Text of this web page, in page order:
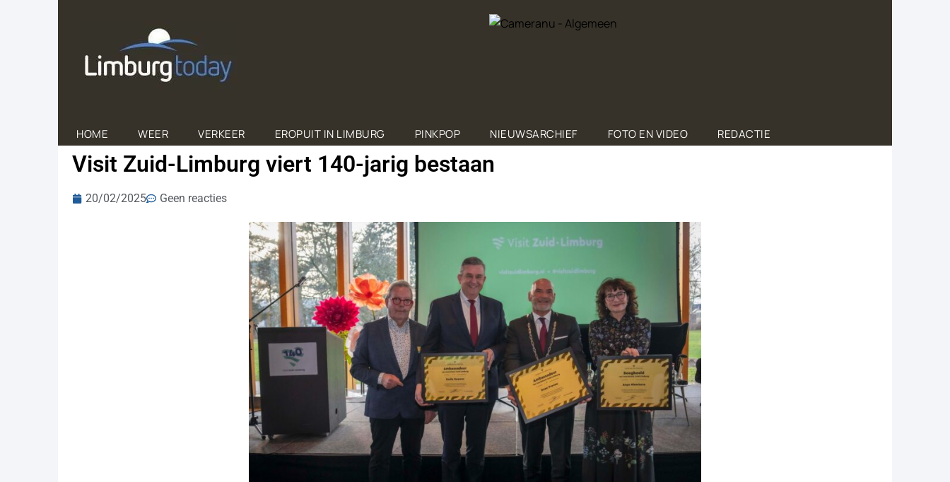
HOME WEER VERKEER EROPUIT IN LIMBURG PINKPOP NIEUWSARCHIEF FOTO EN VIDEO REDACTIE
Visit Zuid-Limburg viert 140-jarig bestaan
20/02/2025 Geen reacties